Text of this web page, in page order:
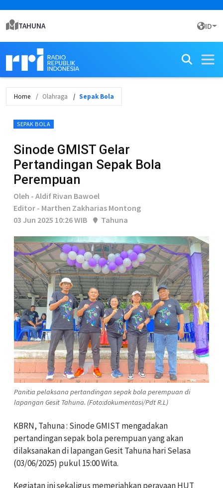
TAHUNA ID
Home Olahraga Sepak Bola
SEPAK BOLA
Sinode GMIST Gelar
Pertandingan Sepak Bola
Perempuan
Oleh - Aldif Rivan Bawoel
Editor - Marthen Zakharias Montong
03 Jun 2025 10:26 WIB
Tahuna
Panitia pelaksana pertandingan sepak bola perempuan di
lapangan Gesit Tahuna. (Foto:dokumentasi/Pdt R.L)
KBRN, Tahuna : Sinode GMIST mengadakan
pertandingan sepak bola perempuan yang akan
dilaksanakan di lapangan Gesit Tahuna hari Selasa
(03/06/2025) pukul 15:00 Wita.
Kegiatan ini sekaligus memeriahkan perayaan HUT